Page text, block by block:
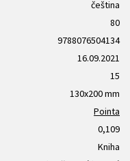
čeština
80
9788076504134
16.09.2021
15
130x200 mm
Pointa
0,109
Kniha